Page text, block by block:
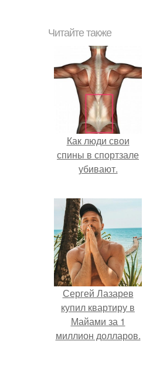
Читайте также
Как люди свои
спины в спортзале
убивают.
Сергей Лазарев
купил квартиру в
Майами за 1
миллион долларов.